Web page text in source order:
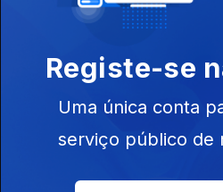
Registe-se
Uma única conta
serviço público de